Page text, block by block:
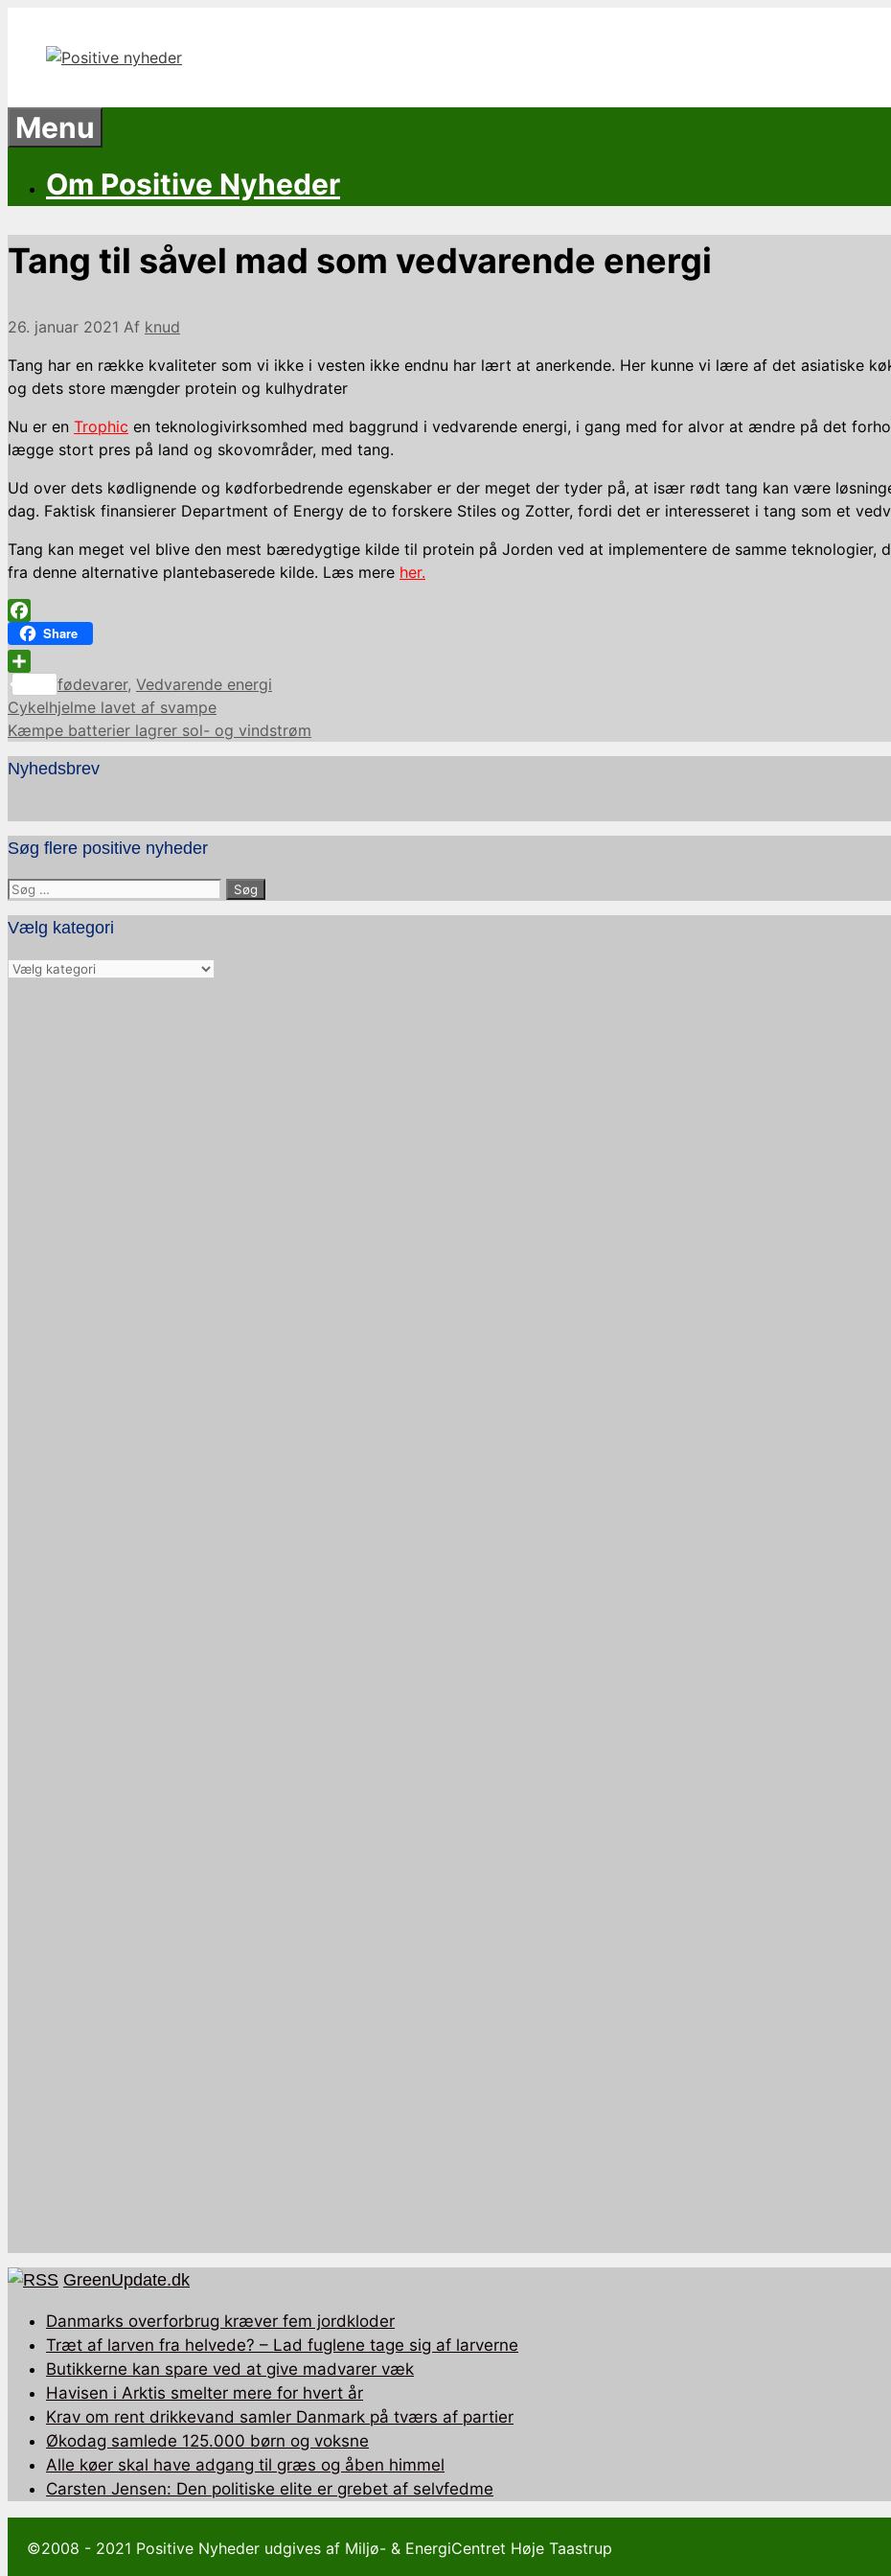
indhold
Menu
Om Positive Nyheder
Tang til såvel mad som vedvarende energi
26. januar 2021 Af knud
Tang har en række kvaliteter som vi ikke i vesten ikke endnu har lært at anerkende. Her kunne vi lære af det asiatiske
og dets store mængder protein og kulhydrater
Nu er en Trophic en teknologivirksomhed med baggrund i vedvarende energi, i gang med for alvor at ændre på det
lægge stort pres på land og skovområder, med tang.
Ud over dets kødlignende og kødforbedrende egenskaber er der meget der tyder på, at især rødt tang kan være
dag. Faktisk finansierer Department of Energy de to forskere Stiles og Zotter, fordi det er interesseret i tang som et
Tang kan meget vel blive den mest bæredygtige kilde til protein på Jorden ved at implementere de samme teknologier,
fra denne alternative plantebaserede kilde. Læs mere her.
Facebook
Share
Share
Kategorier
fødevarer, Vedvarende energi
Cykelhjelme lavet af svampe
Kæmpe batterier lagrer sol- og vindstrøm
Nyhedsbrev
Søg flere positive nyheder
Søg
efter:
Vælg kategori
Vælg
GreenUpdate.dk
Danmarks overforbrug kræver fem jordkloder
Træt af larven fra helvede? – Lad fuglene tage sig af larverne
Butikkerne kan spare ved at give madvarer væk
Havisen i Arktis smelter mere for hvert år
Krav om rent drikkevand samler Danmark på tværs af partier
Økodag samlede 125.000 børn og voksne
Alle køer skal have adgang til græs og åben himmel
Carsten Jensen: Den politiske elite er grebet af selvfedme
©2008 - 2021 Positive Nyheder udgives af Miljø- & EnergiCentret Høje Taastrup